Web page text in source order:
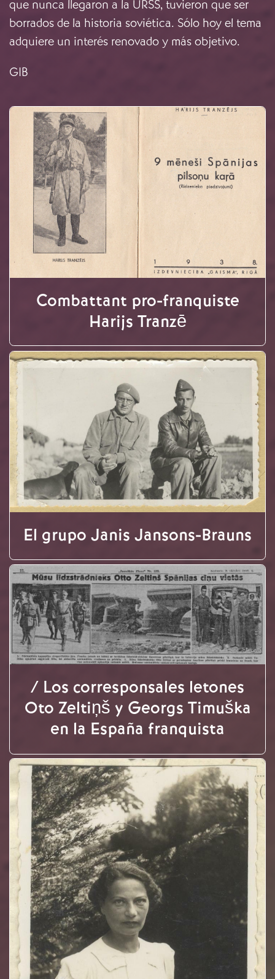
que nunca llegaron a la URSS, tuvieron que ser
borrados de la historia soviética. Sólo hoy el tema
adquiere un interés renovado y más objetivo.
GIB
Combattant pro-franquiste
Harijs Tranzē
El grupo Janis Jansons-Brauns
/ Los corresponsales letones
Oto Zeltiņš y Georgs Timuška
en la España franquista